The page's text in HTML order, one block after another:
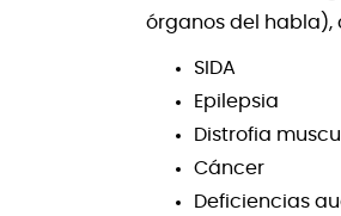
órganos del habla),
SIDA
Epilepsia
Distrofia
Cáncer
Deficiencias